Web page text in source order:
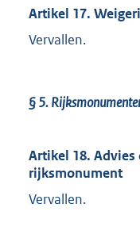
Artikel 17.
Vervallen.
§ 5.
Artikel 18.
rijksmonument
Vervallen.